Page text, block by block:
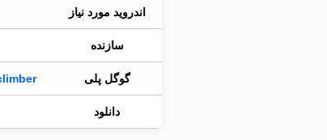
اندروید مورد نیاز
سازنده
گوگل پلی
دانلود